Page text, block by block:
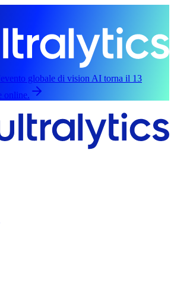
globale di vision AI torna il 13
online.